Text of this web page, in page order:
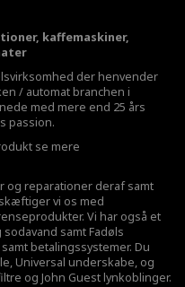
kaffemaskiner,
der henvender
/ automat branchen i
med mere end 25 års
passion.
se mere
og reparationer deraf samt
vi os med
Vi har også et
samt Fadøls
betalingssystemer. Du
Universal underskabe, og
og John Guest lynkoblinger.